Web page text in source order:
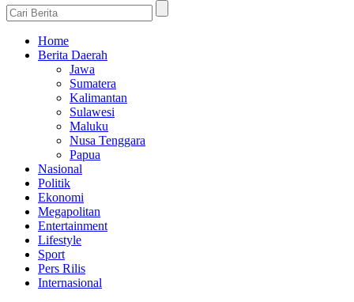
Home
Berita Daerah
Jawa
Sumatera
Kalimantan
Sulawesi
Maluku
Nusa Tenggara
Papua
Nasional
Politik
Ekonomi
Megapolitan
Entertainment
Lifestyle
Sport
Pers Rilis
Internasional